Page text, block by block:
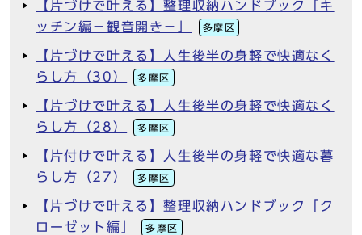
【片づけで叶える】整理収納ハンドブック「キ
ッチン編－観音開き－」
多摩区
【片づけで叶える】人生後半の身軽で快適なく
らし方（30）
多摩区
【片づけで叶える】人生後半の身軽で快適なく
らし方（28）
多摩区
【片付けで叶える】人生後半の身軽で快適な暮
らし方（27）
多摩区
【片づけで叶える】整理収納ハンドブック「ク
ローゼット編」
多摩区